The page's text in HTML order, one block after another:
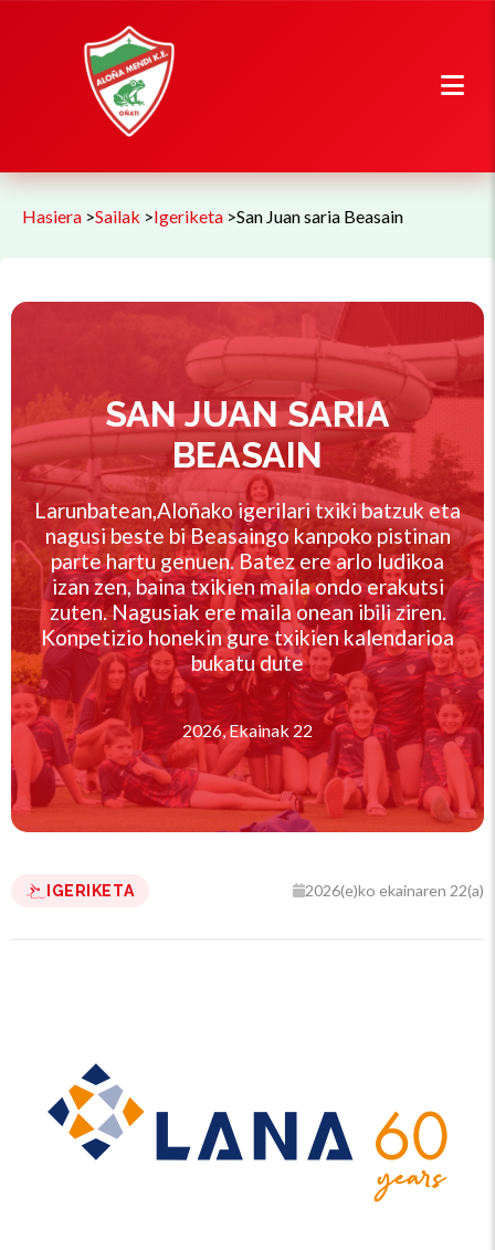
Hasiera >Sailak >Igeriketa >San Juan saria Beasain
SAN JUAN SARIA
BEASAIN
Larunbatean,Aloñako igerilari txiki batzuk eta
nagusi beste bi Beasaingo kanpoko pistinan
parte hartu genuen. Batez ere arlo ludikoa
izan zen, baina txikien maila ondo erakutsi
zuten. Nagusiak ere maila onean ibili ziren.
Konpetizio honekin gure txikien kalendarioa
bukatu dute
2026, Ekainak 22
IGERIKETA 2026(e)ko ekainaren 22(a)